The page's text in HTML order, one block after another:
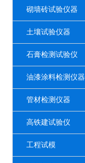
砌墙砖试验仪器
土壤试验仪器
石膏检测试验仪
油漆涂料检测仪器
管材检测仪器
高铁建试验仪
工程试模